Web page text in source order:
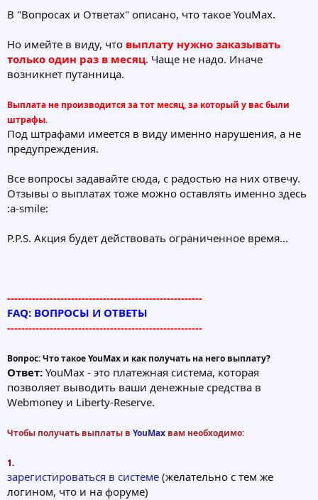
В "Вопросах и Ответах" описано, что такое YouMax.
Но имейте в виду, что выплату нужно заказывать
только один раз в месяц. Чаще не надо. Иначе
возникнет путанница.
Выплата не производится за тот месяц, за который у вас были
штрафы.
Под штрафами имеется в виду именно нарушения, а не
предупреждения.
Все вопросы задавайте сюда, с радостью на них отвечу.
Отзывы о выплатах тоже можно оставлять именно здесь
:a-smile:
P.P.S. Акция будет действовать ограниченное время...
-------------------------------------------------------
FAQ: ВОПРОСЫ И ОТВЕТЫ
-------------------------------------------------------
Вопрос: Что такое YouMax и как получать на него выплату?
Ответ: YouMax - это платежная система, которая
позволяет выводить ваши денежные средства в
Webmoney и Liberty-Reserve.
Чтобы получать выплаты в YouMax вам необходимо:
1.
зарегистироваться в системе (желательно с тем же
логином, что и на форуме)